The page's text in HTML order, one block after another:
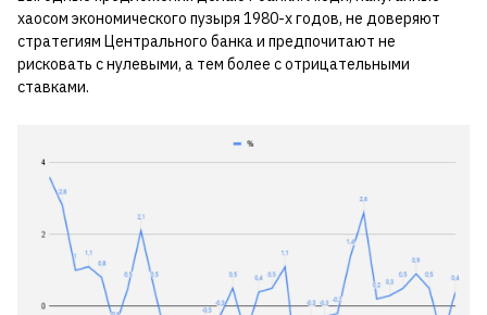
хаосом экономического пузыря 1980-х годов, не доверяют
стратегиям Центрального банка и предпочитают не
рисковать с нулевыми, а тем более с отрицательными
ставками.